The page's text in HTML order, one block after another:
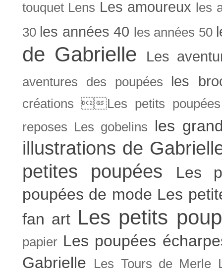
touquet Lens Les amoureux les
30 les années 40 les années 50
de Gabrielle Les
aventures des poupées les
créations Les petits
reposes Les gobelins les
illustrations de
petites poupées
Les
poupées de mode Les
fan art Les petits
papier Les poupées
Gabrielle
Les Tours de Merle